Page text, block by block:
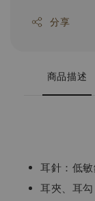
分享
商品描述
耳針：低敏
耳夾、耳勾